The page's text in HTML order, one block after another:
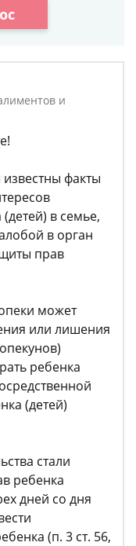
и
факты
в семье,
в орган
прав
может
или лишения
ребенка
(детей)
стали
ребенка
дней со дня
(п. 3 ст. 56,